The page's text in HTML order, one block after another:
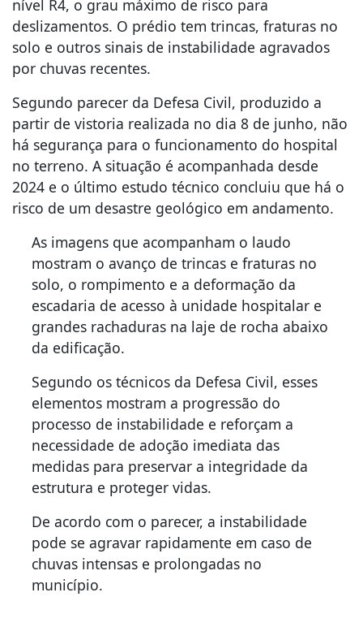
nível R4, o grau máximo de risco para
deslizamentos. O prédio tem trincas, fraturas no
solo e outros sinais de instabilidade agravados
por chuvas recentes.
Segundo parecer da Defesa Civil, produzido a
partir de vistoria realizada no dia 8 de junho, não
há segurança para o funcionamento do hospital
no terreno. A situação é acompanhada desde
2024 e o último estudo técnico concluiu que há o
risco de um desastre geológico em andamento.
As imagens que acompanham o laudo
mostram o avanço de trincas e fraturas no
solo, o rompimento e a deformação da
escadaria de acesso à unidade hospitalar e
grandes rachaduras na laje de rocha abaixo
da edificação.
Segundo os técnicos da Defesa Civil, esses
elementos mostram a progressão do
processo de instabilidade e reforçam a
necessidade de adoção imediata das
medidas para preservar a integridade da
estrutura e proteger vidas.
De acordo com o parecer, a instabilidade
pode se agravar rapidamente em caso de
chuvas intensas e prolongadas no
município.